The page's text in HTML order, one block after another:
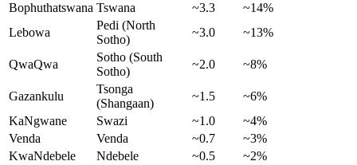
Bophuthatswana Tswana ~3.3
~14%
Lebowa
Pedi (North
Sotho)
~3.0 ~13%
QwaQwa
Sotho (South
Sotho)
~2.0 ~8%
Gazankulu
Tsonga
(Shangaan)
~1.5
~6%
KaNgwane
Swazi ~1.0
~4%
Venda
Venda ~0.7
~3%
KwaNdebele
Ndebele ~0.5
~2%